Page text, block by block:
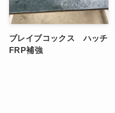
ブレイブコックス ハッチ
FRP補強